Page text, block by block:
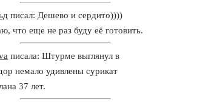
писал: Дешево и сердито))))
что еще не раз буду её готовить.
писала: Штурме выглянул в
немало удивлены сурикат
37 лет.